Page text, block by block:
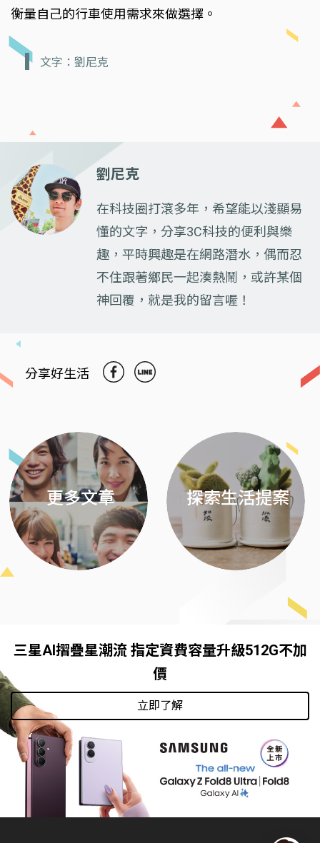
衡量自己的行車使用需求來做選擇。
文字：劉尼克
劉尼克
在科技圈打滾多年，希望能以淺顯易
懂的文字，分享3C科技的便利與樂
趣，平時興趣是在網路潛水，偶而忍
不住跟著鄉民一起湊熱鬧，或許某個
神回覆，就是我的留言喔！
分享好生活
更多文章 探索生活提案
三星AI摺疊星潮流 指定資費容量升級512G不加
價
立即了解